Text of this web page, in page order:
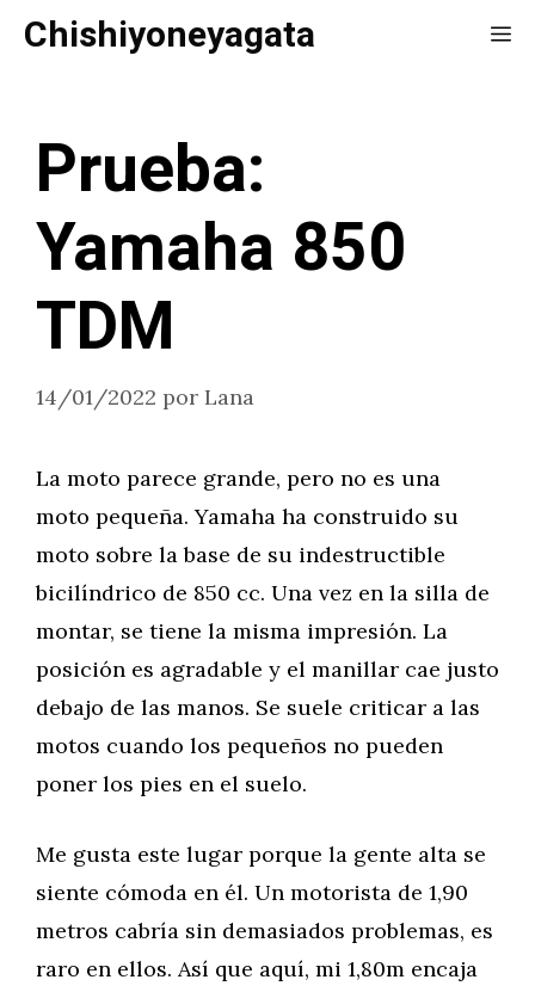
SaltarChishiyoneyagata
Prueba:
Yamaha 850
TDM
14/01/2022 por Lana
La moto parece grande, pero no es una
moto pequeña. Yamaha ha construido su
moto sobre la base de su indestructible
bicilíndrico de 850 cc. Una vez en la silla de
montar, se tiene la misma impresión. La
posición es agradable y el manillar cae justo
debajo de las manos. Se suele criticar a las
motos cuando los pequeños no pueden
poner los pies en el suelo.
Me gusta este lugar porque la gente alta se
siente cómoda en él. Un motorista de 1,90
metros cabría sin demasiados problemas, es
raro en ellos. Así que aquí, mi 1,80m encaja